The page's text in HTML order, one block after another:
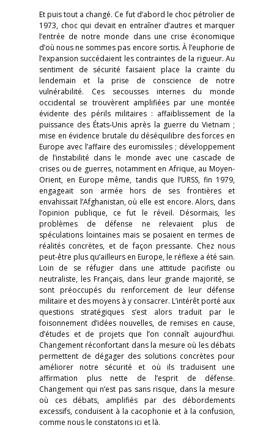
Et puis tout a changé. Ce fut d’abord le choc pétrolier de
1973, choc qui devait en entraîner d’autres et marquer
l’entrée de notre monde dans une crise économique
d’où nous ne sommes pas encore sortis. À l’euphorie de
l’expansion succédaient les contraintes de la rigueur. Au
sentiment de sécurité faisaient place la crainte du
lendemain et la prise de conscience de notre
vulnérabilité. Ces secousses internes du monde
occidental se trouvèrent amplifiées par une montée
évidente des périls militaires : affaiblissement de la
puissance des États-Unis après la guerre du Vietnam ;
mise en évidence brutale du déséquilibre des forces en
Europe avec l’affaire des euromissiles ; développement
de l’instabilité dans le monde avec une cascade de
crises ou de guerres, notamment en Afrique, au Moyen-
Orient, en Europe même, tandis que l’URSS, fin 1979,
engageait son armée hors de ses frontières et
envahissait l’Afghanistan, où elle est encore. Alors, dans
l’opinion publique, ce fut le réveil. Désormais, les
problèmes de défense ne relevaient plus de
spéculations lointaines mais se posaient en termes de
réalités concrètes, et de façon pressante. Chez nous
peut-être plus qu’ailleurs en Europe, le réflexe a été sain.
Loin de se réfugier dans une attitude pacifiste ou
neutraliste, les Français, dans leur grande majorité, se
sont préoccupés du renforcement de leur défense
militaire et des moyens à y consacrer. L’intérêt porté aux
questions stratégiques s’est alors traduit par le
foisonnement d’idées nouvelles, de remises en cause,
d’études et de projets que l’on connaît aujourd’hui.
Changement réconfortant dans la mesure où les débats
permettent de dégager des solutions concrètes pour
améliorer notre sécurité et où ils traduisent une
affirmation plus nette de l’esprit de défense.
Changement qui n’est pas sans risque, dans la mesure
où ces débats, amplifiés par des débordements
excessifs, conduisent à la cacophonie et à la confusion,
comme nous le constatons ici et là.